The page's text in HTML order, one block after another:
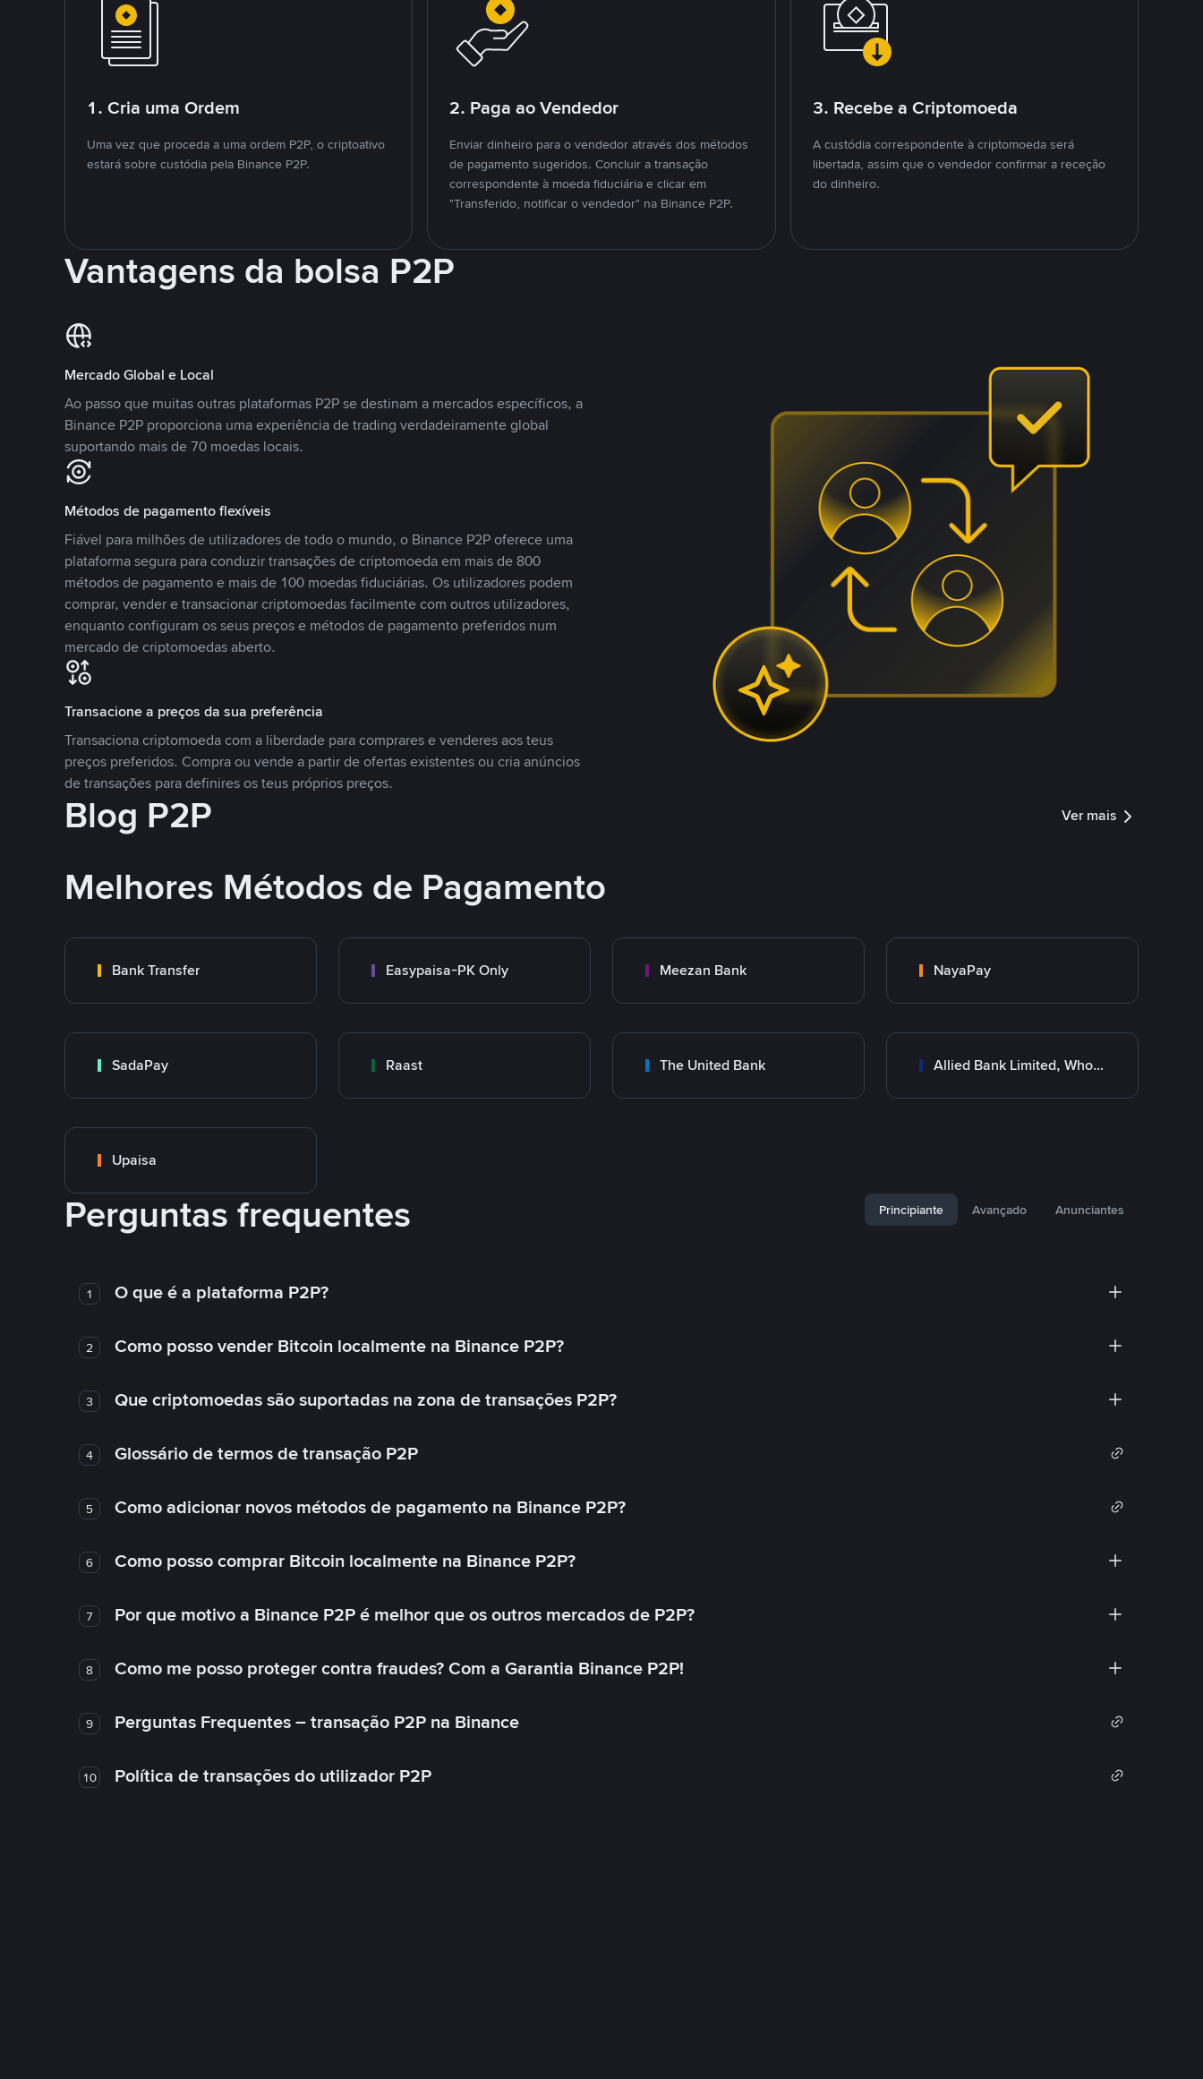
1. Cria uma Ordem
Uma vez que proceda a uma ordem P2P, o criptoativo
estará sobre custódia pela Binance P2P.
2. Paga ao Vendedor
Enviar dinheiro para o vendedor através dos métodos
de pagamento sugeridos. Concluir a transação
correspondente à moeda fiduciária e clicar em
"Transferido, notificar o vendedor" na Binance P2P.
3. Recebe a Criptomoeda
A custódia correspondente à criptomoeda será
libertada, assim que o vendedor confirmar a receção
do dinheiro.
Vantagens da bolsa P2P
Mercado Global e Local
Ao passo que muitas outras plataformas P2P se destinam a mercados específicos, a
Binance P2P proporciona uma experiência de trading verdadeiramente global
suportando mais de 70 moedas locais.
Métodos de pagamento flexíveis
Fiável para milhões de utilizadores de todo o mundo, o Binance P2P oferece uma
plataforma segura para conduzir transações de criptomoeda em mais de 800
métodos de pagamento e mais de 100 moedas fiduciárias. Os utilizadores podem
comprar, vender e transacionar criptomoedas facilmente com outros utilizadores,
enquanto configuram os seus preços e métodos de pagamento preferidos num
mercado de criptomoedas aberto.
Transacione a preços da sua preferência
Transaciona criptomoeda com a liberdade para comprares e venderes aos teus
preços preferidos. Compra ou vende a partir de ofertas existentes ou cria anúncios
de transações para definires os teus próprios preços.
Blog P2P Ver mais
Melhores Métodos de Pagamento
Bank Transfer Easypaisa-PK Only Meezan Bank NayaPay
SadaPay Raast The United Bank Allied Bank Limited, Wholesale Branch
Upaisa
Perguntas frequentes Principiante Avançado Anunciantes
1 O que é a plataforma P2P?
2 Como posso vender Bitcoin localmente na Binance P2P?
3 Que criptomoedas são suportadas na zona de transações P2P?
4 Glossário de termos de transação P2P
5 Como adicionar novos métodos de pagamento na Binance P2P?
6 Como posso comprar Bitcoin localmente na Binance P2P?
7 Por que motivo a Binance P2P é melhor que os outros mercados de P2P?
8 Como me posso proteger contra fraudes? Com a Garantia Binance P2P!
9 Perguntas Frequentes – transação P2P na Binance
10 Política de transações do utilizador P2P